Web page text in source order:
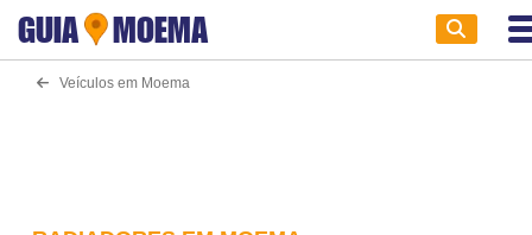
GUIA MOEMA
Veículos em Moema